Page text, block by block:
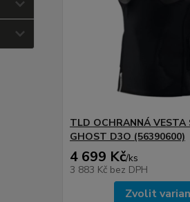
TLD OCHRANNÁ VESTA
GHOST D3O (56390600)
4 699 Kč/ks
3 883 Kč bez DPH
Zvolit